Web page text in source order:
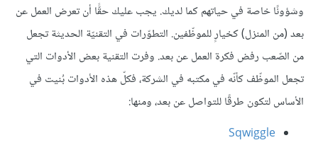
وشؤونًا خاصة في حياتهم كما لديك. يجب عليك حقًّا أن تعرض العمل عن
بعد (من المنزل) كخيارٍ للموظّفين. التطوّرات في التقنيّة الحديثة تجعل
من الصّعب رفض فكرة العمل عن بعد. وفرت التقنية بعض الأدوات التي
تجعل الموظّف كأنّه في مكتبه في الشركة، فكلّ هذه الأدوات بُنيت في
الأساس لتكون طرقًا للتواصل عن بعد، ومنها:
Sqwiggle